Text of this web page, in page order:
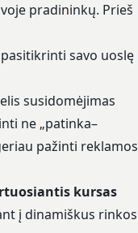
pradininkų. Prieš
savo uoslę
susidomėjimas
ne „patinka–
pažinti reklamos
kursas
į dinamiškus rinkos